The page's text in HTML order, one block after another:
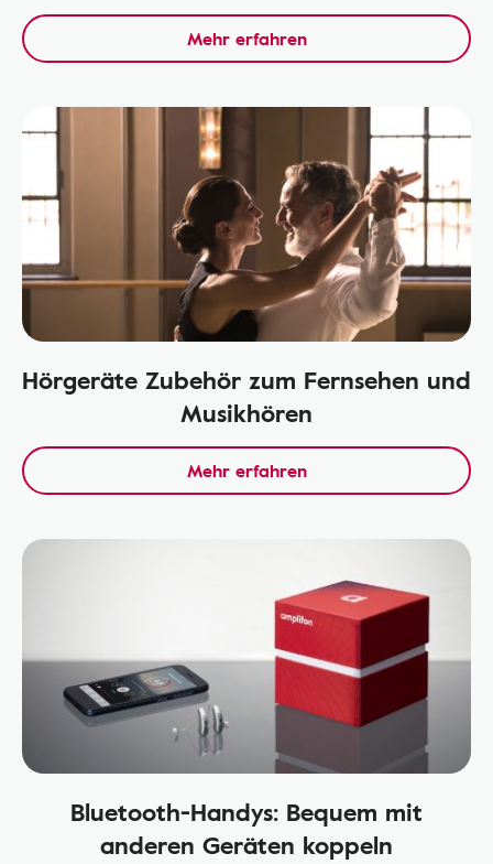
Mehr erfahren
Hörgeräte Zubehör zum Fernsehen und
Musikhören
Mehr erfahren
Bluetooth-Handys: Bequem mit
anderen Geräten koppeln